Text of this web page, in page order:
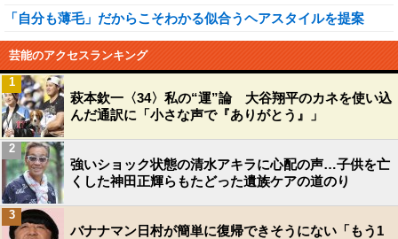
「自分も薄毛」だからこそわかる似合うヘアスタイルを提案
芸能のアクセスランキング
萩本欽一〈34〉私の“運”論 大谷翔平のカネを使い込
んだ通訳に「小さな声で『ありがとう』」
1
強いショック状態の清水アキラに心配の声…子供を亡
くした神田正輝らもたどった遺族ケアの道のり
2
バナナマン日村が簡単に復帰できそうにない「もう1
3